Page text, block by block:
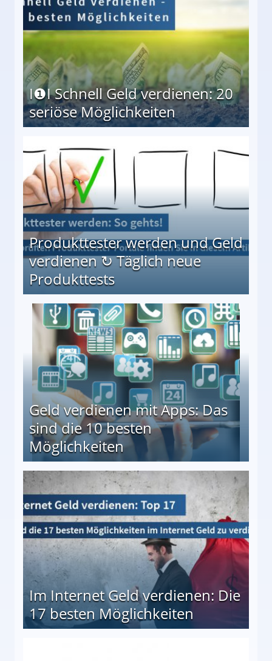
I❶I Schnell Geld verdienen: 20
seriöse Möglichkeiten
Produkttester werden und Geld
verdienen ↻ Täglich neue
Produkttests
↻ Täglich neue Produkttests
Geld verdienen mit Apps: Das
sind die 10 besten
Möglichkeiten
besten Möglichkeiten
Im Internet Geld verdienen: Die
17 besten Möglichkeiten